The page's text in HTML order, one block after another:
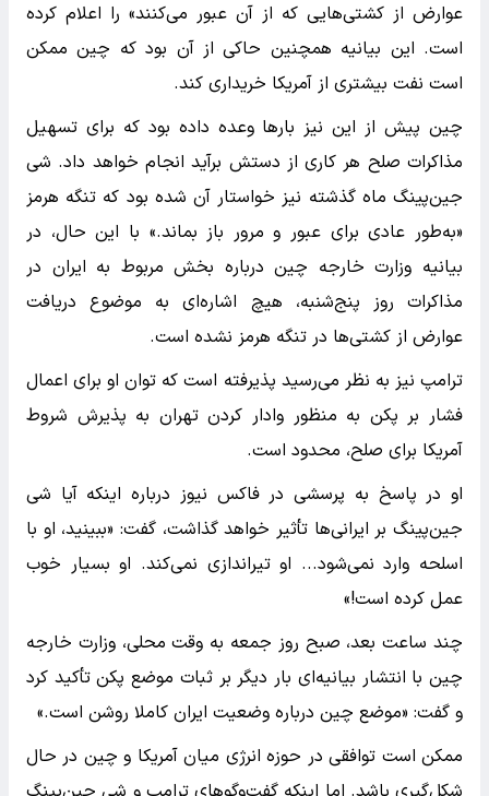
عوارض از کشتی‌هایی که از آن عبور می‌کنند» را اعلام کرده
است. این بیانیه همچنین حاکی از آن بود که چین ممکن
است نفت بیشتری از آمریکا خریداری کند.
چین پیش از این نیز بارها وعده داده بود که برای تسهیل
مذاکرات صلح هر کاری از دستش برآید انجام خواهد داد. شی
جین‌پینگ ماه گذشته نیز خواستار آن شده بود که تنگه هرمز
«به‌طور عادی برای عبور و مرور باز بماند.» با این حال، در
بیانیه وزارت خارجه چین درباره بخش مربوط به ایران در
مذاکرات روز پنج‌شنبه، هیچ اشاره‌ای به موضوع دریافت
عوارض از کشتی‌ها در تنگه هرمز نشده است.
ترامپ نیز به نظر می‌رسید پذیرفته است که توان او برای اعمال
فشار بر پکن به منظور وادار کردن تهران به پذیرش شروط
آمریکا برای صلح، محدود است.
او در پاسخ به پرسشی در فاکس نیوز درباره اینکه آیا شی
جین‌پینگ بر ایرانی‌ها تأثیر خواهد گذاشت، گفت: «ببینید، او با
اسلحه وارد نمی‌شود... او تیراندازی نمی‌کند. او بسیار خوب
عمل کرده است!»
چند ساعت بعد، صبح روز جمعه به وقت محلی، وزارت خارجه
چین با انتشار بیانیه‌ای بار دیگر بر ثبات موضع پکن تأکید کرد
و گفت: «موضع چین درباره وضعیت ایران کاملا روشن است.»
ممکن است توافقی در حوزه انرژی میان آمریکا و چین در حال